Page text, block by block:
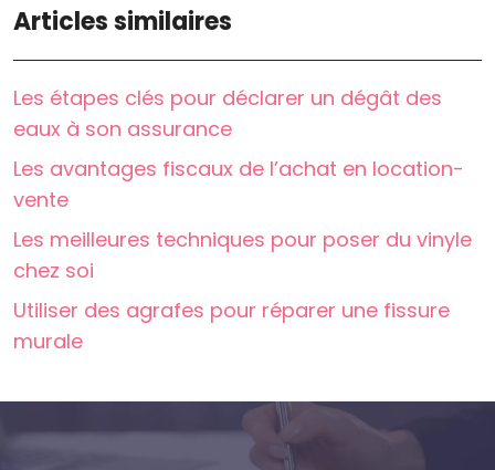
Articles similaires
Les étapes clés pour déclarer un dégât des
eaux à son assurance
Les avantages fiscaux de l’achat en location-
vente
Les meilleures techniques pour poser du vinyle
chez soi
Utiliser des agrafes pour réparer une fissure
murale